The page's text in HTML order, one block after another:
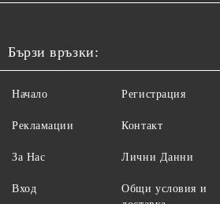
Бързи връзки:
Начало
Рекламации
За Нас
Вход
Регистрация
Контакт
Лични Данни
Общи условия и